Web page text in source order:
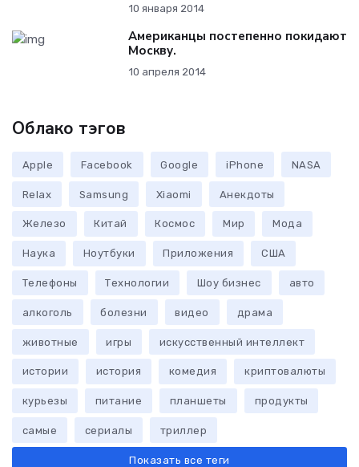
10 января 2014
Американцы постепенно покидают
Москву.
10 апреля 2014
Облако тэгов
Apple Facebook Google iPhone NASA
Relax Samsung Xiaomi Анекдоты
Железо Китай Космос Мир Мода
Наука Ноутбуки Приложения США
Телефоны Технологии Шоу бизнес авто
алкоголь болезни видео драма
животные игры искусственный интеллект
истории история комедия криптовалюты
курьезы питание планшеты продукты
самые сериалы триллер
Показать все теги